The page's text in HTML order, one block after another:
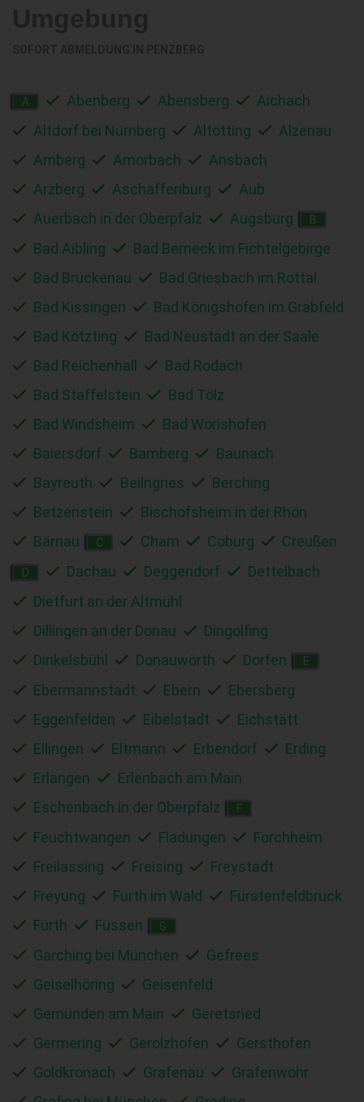
A Abenberg Abensberg
Aichach
Altdorf bei Nürnberg
Altötting
Alzenau
Amberg
Amorbach
Ansbach
Arzberg
Aschaffenburg
Aub
Auerbach in der Oberpfalz
Augsburg B
Bad Aibling
Bad Berneck im Fichtelgebirge
Bad Brückenau
Bad Griesbach im Rottal
Bad Kissingen
Bad Königshofen im Grabfeld
Bad Kötzting
Bad Neustadt an der Saale
Bad Reichenhall
Bad Rodach
Bad Staffelstein
Bad Tölz
Bad Windsheim
Bad Wörishofen
Baiersdorf
Bamberg
Baunach
Bayreuth
Beilngries
Berching
Betzenstein
Bischofsheim in der Rhön
Bärnau
C Cham Coburg Creußen
D Dachau Deggendorf
Dettelbach
Dietfurt an der Altmühl
Dillingen an der Donau
Dingolfing
Dinkelsbühl
Donauwörth Dorfen E
Ebermannstadt Ebern
Ebersberg
Eggenfelden
Eibelstadt
Eichstätt
Ellingen
Eltmann Erbendorf
Erding
Erlangen
Erlenbach am Main
Eschenbach in der Oberpfalz
F
Feuchtwangen Fladungen
Forchheim
Freilassing
Freising
Freystadt
Freyung
Furth im Wald
Fürstenfeldbruck
Fürth
Füssen G
Garching bei München
Gefrees
Geiselhöring
Geisenfeld
Gemünden am Main
Geretsried
Germering
Gerolzhofen
Gersthofen
Goldkronach
Grafenau
Grafenwöhr